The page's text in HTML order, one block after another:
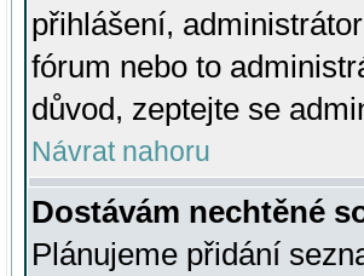
přihlášení,
fórum nebo to
důvod, zeptejte se
Návrat nahoru
Dostávám nechtěné
Plánujeme přidání